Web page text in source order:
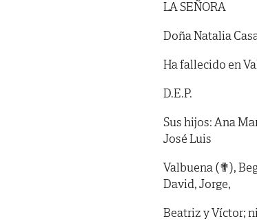
LA SEÑORA
Doña Natalia
Ha fallecido en
D.E.P.
Sus hijos: Ana
José Luis
Valbuena (✟),
David, Jorge,
Beatriz y Víctor;